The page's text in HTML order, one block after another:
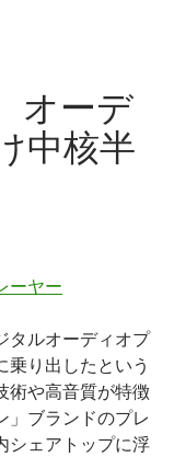
オーデ
中核半
ーヤー
タルオーディオプ
乗り出したという
術や高音質が特徴
」ブランドのプレ
シェアトップに浮